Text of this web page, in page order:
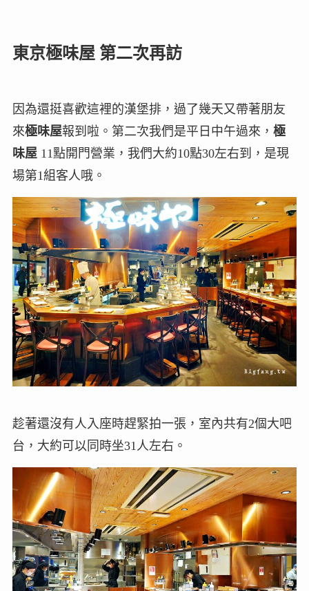
東京極味屋 第二次再訪
因為還挺喜歡這裡的漢堡排，過了幾天又帶著朋友
來極味屋報到啦。第二次我們是平日中午過來， 極
味屋 11點開門營業，我們大約10點30左右到，是現
場第1組客人哦。
趁著還沒有人入座時趕緊拍一張，室內共有2個大吧
台，大約可以同時坐31人左右。